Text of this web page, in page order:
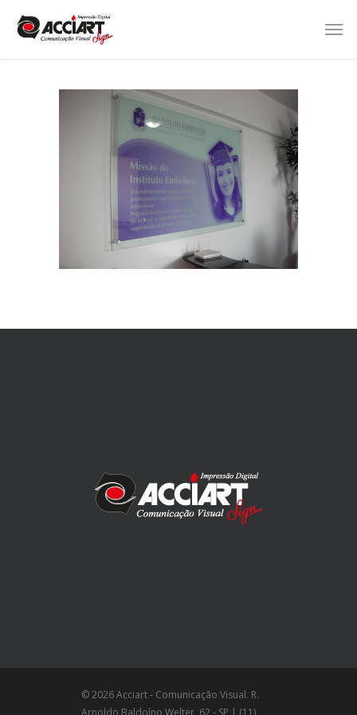
© 2026 Acciart - Comunicação Visual. R.
Arnoldo Baldoíno Welter, 62 - SP | (11)